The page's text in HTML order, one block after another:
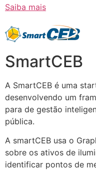
Saiba mais
SmartCEB
A SmartCEB é uma
desenvolvendo um
para de gestão
pública.
A smartCEB usa o
sobre os ativos de
identificar pontos de